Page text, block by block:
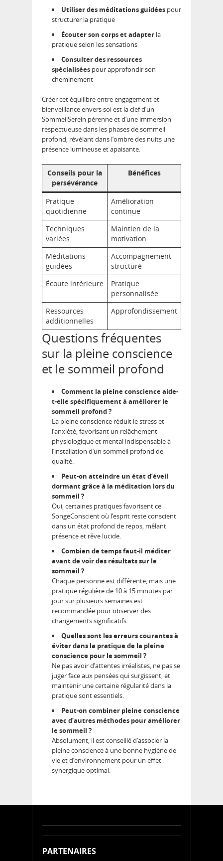
Utiliser des méditations guidées pour
structurer la pratique
Écouter son corps et adapter la
pratique selon les sensations
Consulter des ressources
spécialisées pour approfondir son
cheminement
Créer cet équilibre entre engagement et
bienveillance envers soi est la clef d’un
SommeilSerein pérenne et d’une immersion
respectueuse dans les phases de sommeil
profond, révélant dans l’ombre des nuits une
présence lumineuse et apaisante.
Conseils pour la
persévérance
Bénéfices
Pratique
quotidienne
Amélioration
continue
Techniques
variées
Maintien de la
motivation
Méditations
guidées
Accompagnement
structuré
Écoute intérieure
Pratique
personnalisée
Ressources
additionnelles
Approfondissement
Questions fréquentes
sur la pleine conscience
et le sommeil profond
Comment la pleine conscience aide-
t-elle spécifiquement à améliorer le
sommeil profond ?
La pleine conscience réduit le stress et
l’anxiété, favorisant un relâchement
physiologique et mental indispensable à
l’installation d’un sommeil profond de
qualité.
Peut-on atteindre un état d’éveil
dormant grâce à la méditation lors du
sommeil ?
Oui, certaines pratiques favorisent ce
SongeConscient où l’esprit reste conscient
dans un état profond de repos, mêlant
présence et rêve lucide.
Combien de temps faut-il méditer
avant de voir des résultats sur le
sommeil ?
Chaque personne est différente, mais une
pratique régulière de 10 à 15 minutes par
jour sur plusieurs semaines est
recommandée pour observer des
changements significatifs.
Quelles sont les erreurs courantes à
éviter dans la pratique de la pleine
conscience pour le sommeil ?
Ne pas avoir d’attentes irréalistes, ne pas se
juger face aux pensées qui surgissent, et
maintenir une certaine régularité dans la
pratique sont essentiels.
Peut-on combiner pleine conscience
avec d’autres méthodes pour améliorer
le sommeil ?
Absolument, il est conseillé d’associer la
pleine conscience à une bonne hygiène de
vie et d’environnement pour un effet
synergique optimal.
PARTENAIRES